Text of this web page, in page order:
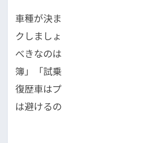
車種が決まったら、次は車両の
クしましょう。初心者の方が最
べきなのは、「修復歴の有無」
簿」「試乗時の異音・違和感」
復歴車はプロでも判断が難しい
は避けるのが無難です。